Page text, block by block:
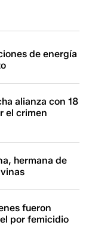
de energía
alianza con 18
el crimen
hermana de
fueron
por femicidio